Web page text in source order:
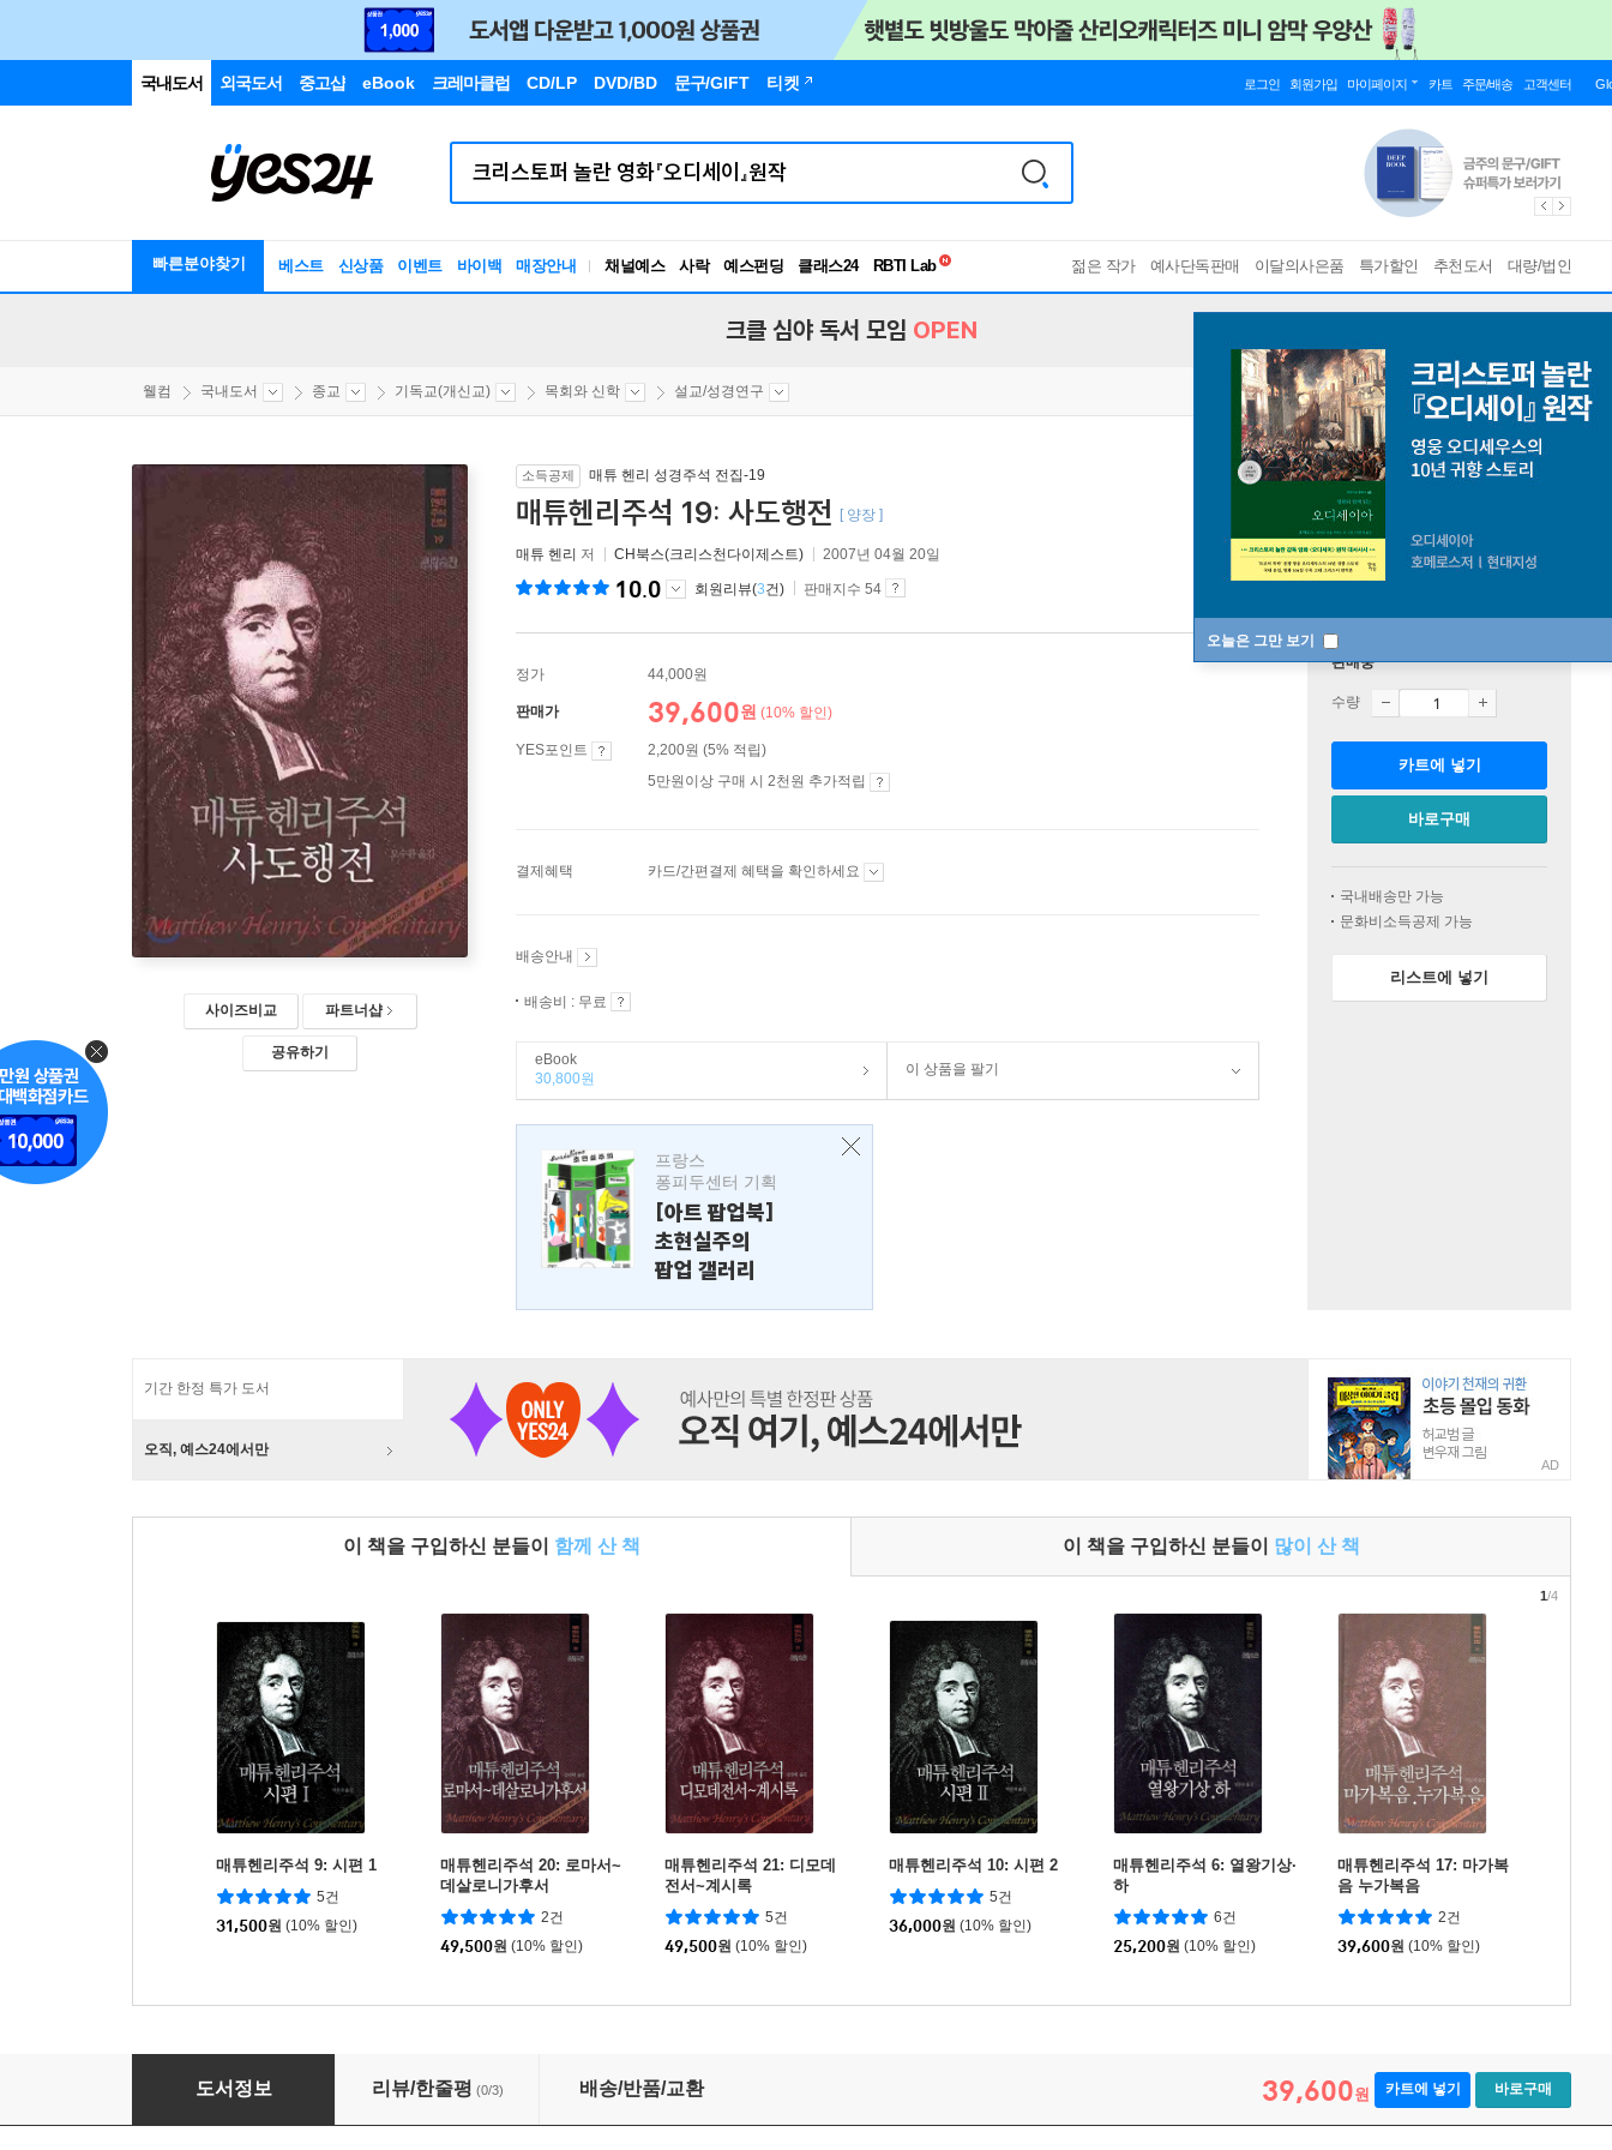
국내도서 외국도서 중고샵 eBook 크레마클럽 CD/LP DVD/BD 문구/GIFT 티켓 로그인 회원가입 마이페이지 카트 주문/배송 고객센터
빠른분야찾기 베스트 신상품 이벤트 바이백 매장안내 채널예스 사락 예스펀딩 클래스24
독서유형검사
젊은 작가 예사단독판매 이달의사은품 특가할인 추천도서 대량/법인
오늘은 그만 보기
크클 심야 독서 모임 OPEN
웰컴 국내도서 종교 기독교(개신교) 목회와 신학 설교/성경연구
사이즈비교 파트너샵
공유하기
소득공제 매튜 헨리 성경주석 전집-19
매튜헨리주석 19: 사도행전 [ 양장 ]
매튜 헨리 저 CH북스(크리스천다이제스트) 2007년 04월 20일
10.0 회원리뷰(3건) 판매지수 54
정가 44,000원
판매가 39,600원 (10% 할인)
YES포인트
2,200원 (5% 적립)
5만원이상 구매 시 2천원 추가적립
결제혜택 카드/간편결제 혜택을 확인하세요
배송안내
배송비 : 무료
eBook
30,800원
이 상품을 팔기
프랑스
퐁피두센터 기획
[아트 팝업북]
초현실주의
팝업 갤러리
판매중
수량
카트에 넣기
바로구매
국내배송만 가능
문화비소득공제 가능
리스트에 넣기
기간 한정 특가 도서
오직, 예스24에서만
AD
이 책을 구입하신 분들이 함께 산 책 이 책을 구입하신 분들이 많이 산 책
매튜헨리주석 9: 시편 1
5건
31,500원 (10% 할인)
매튜헨리주석 20: 로마서~
데살로니가후서
2건
49,500원 (10% 할인)
매튜헨리주석 21: 디모데
전서~계시록
5건
49,500원 (10% 할인)
매튜헨리주석 10: 시편 2
5건
36,000원 (10% 할인)
매튜헨리주석 6: 열왕기상·
하
6건
25,200원 (10% 할인)
매튜헨리주석 17: 마가복
음 누가복음
2건
39,600원 (10% 할인)
1/4
매튜헨리주석 19: 사도행전
도서정보 리뷰/한줄평 (0/3) 배송/반품/교환 39,600원 카트에 넣기 바로구매